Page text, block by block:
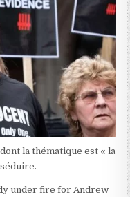
la thématique est « la
under fire for Andrew